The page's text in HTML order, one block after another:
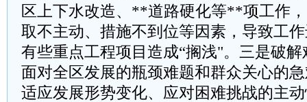
区上下水改造、**道路硬化等**项工作
取不主动、措施不到位等因素，导致工
有些重点工程项目造成“搁浅"。三是破
面对全区发展的瓶颈难题和群众关心的
适应发展形势变化、应对困难挑战的主